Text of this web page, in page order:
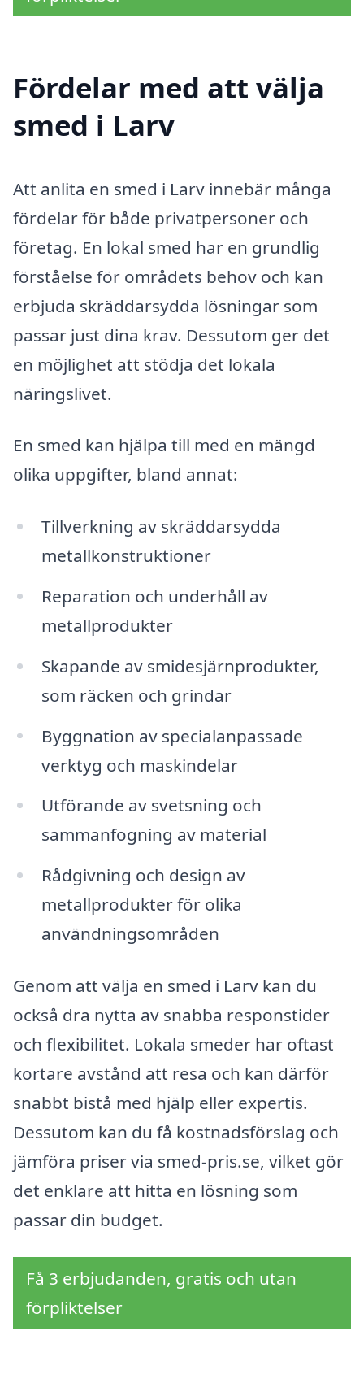
Fördelar med att välja
smed i Larv
Att anlita en smed i Larv innebär många
fördelar för både privatpersoner och
företag. En lokal smed har en grundlig
förståelse för områdets behov och kan
erbjuda skräddarsydda lösningar som
passar just dina krav. Dessutom ger det
en möjlighet att stödja det lokala
näringslivet.
En smed kan hjälpa till med en mängd
olika uppgifter, bland annat:
Tillverkning av skräddarsydda
metallkonstruktioner
Reparation och underhåll av
metallprodukter
Skapande av smidesjärnprodukter,
som räcken och grindar
Byggnation av specialanpassade
verktyg och maskindelar
Utförande av svetsning och
sammanfogning av material
Rådgivning och design av
metallprodukter för olika
användningsområden
Genom att välja en smed i Larv kan du
också dra nytta av snabba responstider
och flexibilitet. Lokala smeder har oftast
kortare avstånd att resa och kan därför
snabbt bistå med hjälp eller expertis.
Dessutom kan du få kostnadsförslag och
jämföra priser via smed-pris.se, vilket gör
det enklare att hitta en lösning som
passar din budget.
Få 3 erbjudanden, gratis och utan
förpliktelser